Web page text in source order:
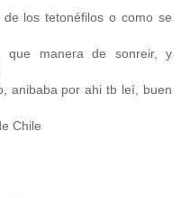
los tetonéfilos o como se
que manera de sonreir, y
anibaba por ahi tb leí, buen
Chile